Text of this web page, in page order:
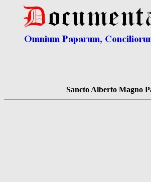
Sancto Alberto Magno